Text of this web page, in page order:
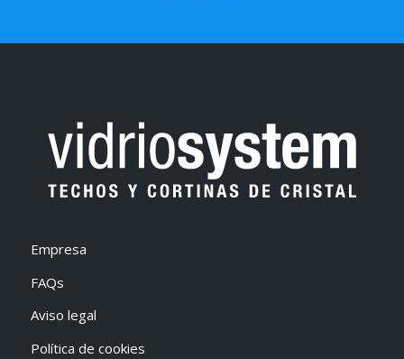
Empresa
FAQs
Aviso legal
Política de cookies